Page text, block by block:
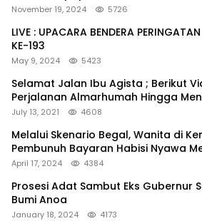
November 19, 2024 5726
LIVE : UPACARA BENDERA
KE-193
May 9, 2024 5423
Selamat Jalan Ibu Agista ; Berikut
Perjalanan Almarhumah Hingga
Terakhir
July 13, 2021 4608
Melalui Skenario Begal, Wanita di
Pembunuh Bayaran Habisi Nyawa
April 17, 2024 4384
Prosesi Adat Sambut Eks Gubernur
Bumi Anoa
January 18, 2024 4173